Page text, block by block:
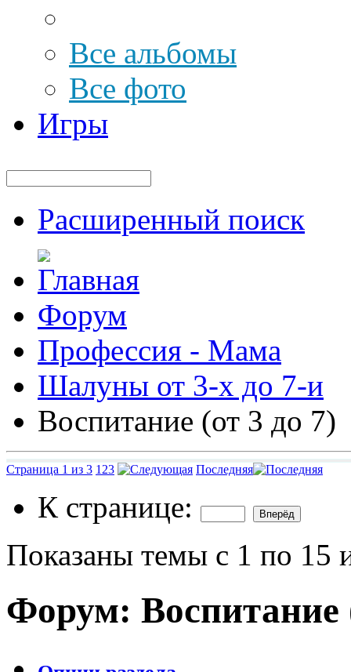
Все альбомы
Все фото
Игры
Расширенный поиск
Форум
Профессия - Мама
Шалуны от 3-х до 7-и
Воспитание (от 3 до 7)
Страница 1 из 3 1 23 Последняя
К странице:
Показаны темы с 1 по 15
Форум: Воспитание